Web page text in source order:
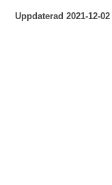
Uppdaterad2021-12-02